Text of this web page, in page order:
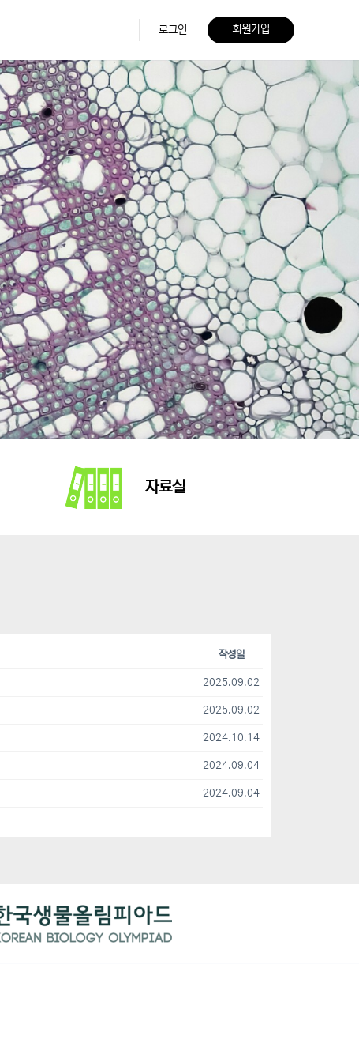
로그인 회원가입
자료실
작성일
2025.09.02
2025.09.02
2024.10.14
2024.09.04
2024.09.04